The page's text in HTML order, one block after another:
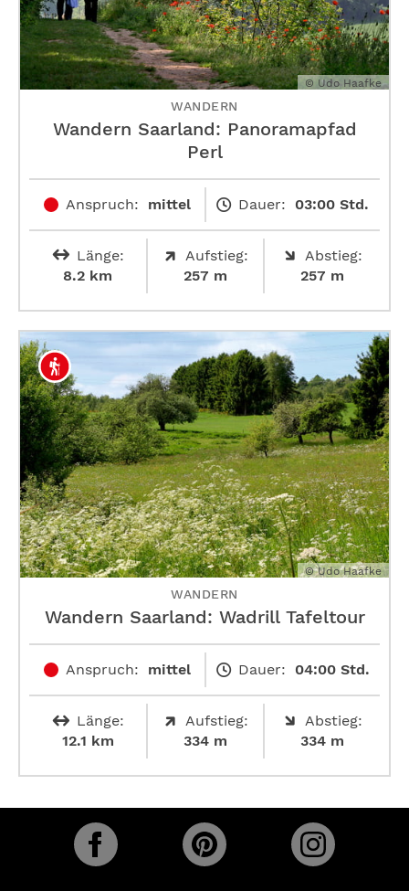
© Udo Haafke
WANDERN
Wandern Saarland: Panoramapfad
Perl
Anspruch: mittel Dauer: 03:00 Std.
Länge:
8.2 km
Aufstieg:
257 m
Abstieg:
257 m
© Udo Haafke
WANDERN
Wandern Saarland: Wadrill Tafeltour
Anspruch: mittel Dauer: 04:00 Std.
Länge:
12.1 km
Aufstieg:
334 m
Abstieg:
334 m